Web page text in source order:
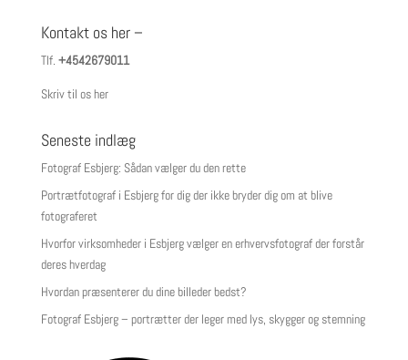
Kontakt os her –
Tlf. +4542679011
Skriv til os her
Seneste indlæg
Fotograf Esbjerg: Sådan vælger du den rette
Portrætfotograf i Esbjerg for dig der ikke bryder dig om at blive
fotograferet
Hvorfor virksomheder i Esbjerg vælger en erhvervsfotograf der forstår
deres hverdag
Hvordan præsenterer du dine billeder bedst?
Fotograf Esbjerg – portrætter der leger med lys, skygger og stemning